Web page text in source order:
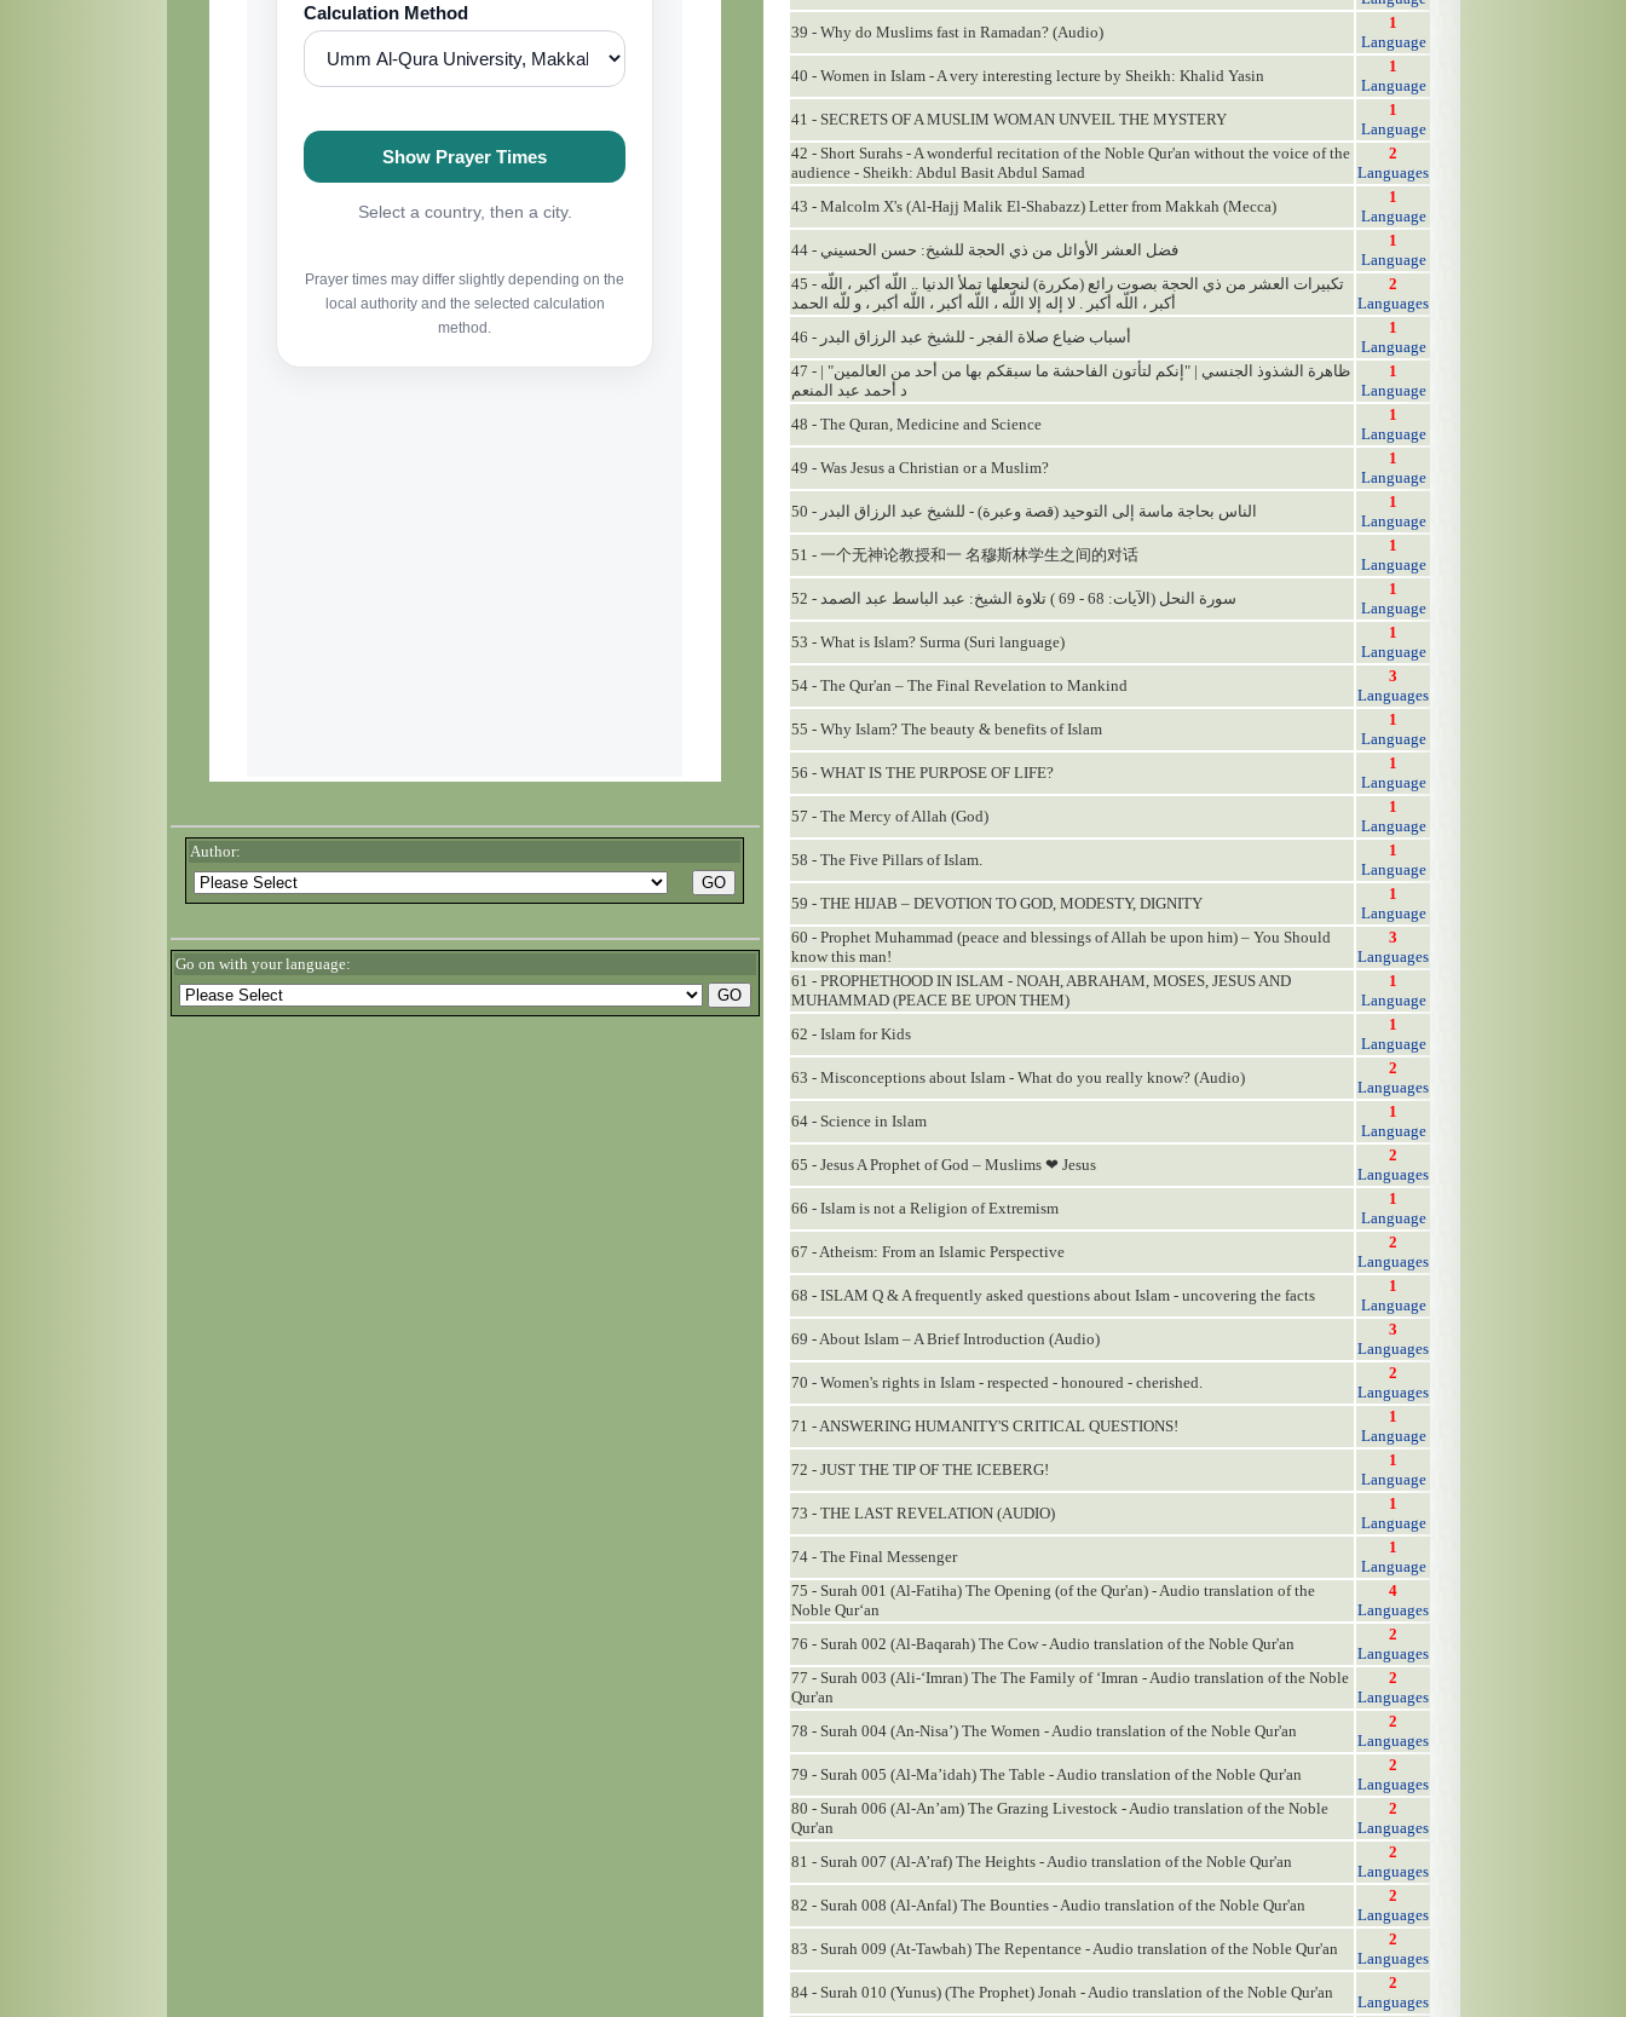
Author:
Go on with your language:
39 - Why do Muslims fast in Ramadan? (Audio)
1
Language
40 - Women in Islam - A very interesting lecture by Sheikh: Khalid Yasin
1
Language
41 - SECRETS OF A MUSLIM WOMAN UNVEIL THE MYSTERY
1
Language
42 - Short Surahs - A wonderful recitation of the Noble Qur'an without the voice of the
audience - Sheikh: Abdul Basit Abdul Samad
2
Languages
43 - Malcolm X's (Al-Hajj Malik El-Shabazz) Letter from Makkah (Mecca)
1
Language
44 - فضل العشر الأوائل من ذي الحجة للشيخ: حسن الحسيني
1
Language
45 - تكبيرات العشر من ذي الحجة بصوت رائع (مكررة) لنجعلها تملأ الدنيا .. ‏اللّه أكبر ، اللّه
أكبر ، اللّه أكبر . لا إله إلا اللّه ، اللّه أكبر ، اللّه أكبر ، و للّه الحمد
2
Languages
46 - أسباب ضياع صلاة الفجر - للشيخ عبد الرزاق البدر
1
Language
47 - ظاهرة الشذوذ الجنسي | "إنكم لتأتون الفاحشة ما سبقكم بها من أحد من العالمين" |
د أحمد عبد المنعم
1
Language
48 - The Quran, Medicine and Science
1
Language
49 - Was Jesus a Christian or a Muslim?
1
Language
50 - الناس بحاجة ماسة إلى التوحيد (قصة وعبرة) - للشيخ عبد الرزاق البدر
1
Language
51 - 一个无神论教授和一 名穆斯林学生之间的对话
1
Language
52 - سورة النحل (الآيات: 68 - 69 ) تلاوة الشيخ: عبد الباسط عبد الصمد
1
Language
53 - What is Islam? Surma (Suri language)
1
Language
54 - The Qur'an – The Final Revelation to Mankind
3
Languages
55 - Why Islam? The beauty & benefits of Islam
1
Language
56 - WHAT IS THE PURPOSE OF LIFE?
1
Language
57 - The Mercy of Allah (God)
1
Language
58 - The Five Pillars of Islam.
1
Language
59 - THE HIJAB – DEVOTION TO GOD, MODESTY, DIGNITY
1
Language
60 - Prophet Muhammad (peace and blessings of Allah be upon him) – You Should
know this man!
3
Languages
61 - PROPHETHOOD IN ISLAM - NOAH, ABRAHAM, MOSES, JESUS AND
MUHAMMAD (PEACE BE UPON THEM)
1
Language
62 - Islam for Kids
1
Language
63 - Misconceptions about Islam - What do you really know? (Audio)
2
Languages
64 - Science in Islam
1
Language
65 - Jesus A Prophet of God – Muslims ❤ Jesus
2
Languages
66 - Islam is not a Religion of Extremism
1
Language
67 - Atheism: From an Islamic Perspective
2
Languages
68 - ISLAM Q & A frequently asked questions about Islam - uncovering the facts
1
Language
69 - About Islam – A Brief Introduction (Audio)
3
Languages
70 - Women's rights in Islam - respected - honoured - cherished.
2
Languages
71 - ANSWERING HUMANITY'S CRITICAL QUESTIONS!
1
Language
72 - JUST THE TIP OF THE ICEBERG!
1
Language
73 - THE LAST REVELATION (AUDIO)
1
Language
74 - The Final Messenger
1
Language
75 - Surah 001 (Al-Fatiha) The Opening (of the Qur'an) - Audio translation of the
Noble Qur‘an
4
Languages
76 - Surah 002 (Al-Baqarah) The Cow - Audio translation of the Noble Qur'an
2
Languages
77 - Surah 003 (Ali-‘Imran) The The Family of ‘Imran - Audio translation of the Noble
Qur'an
2
Languages
78 - Surah 004 (An-Nisa’) The Women - Audio translation of the Noble Qur'an
2
Languages
79 - Surah 005 (Al-Ma’idah) The Table - Audio translation of the Noble Qur'an
2
Languages
80 - Surah 006 (Al-An’am) The Grazing Livestock - Audio translation of the Noble
Qur'an
2
Languages
81 - Surah 007 (Al-A’raf) The Heights - Audio translation of the Noble Qur'an
2
Languages
82 - Surah 008 (Al-Anfal) The Bounties - Audio translation of the Noble Qur'an
2
Languages
83 - Surah 009 (At-Tawbah) The Repentance - Audio translation of the Noble Qur'an
2
Languages
84 - Surah 010 (Yunus) (The Prophet) Jonah - Audio translation of the Noble Qur'an
2
Languages